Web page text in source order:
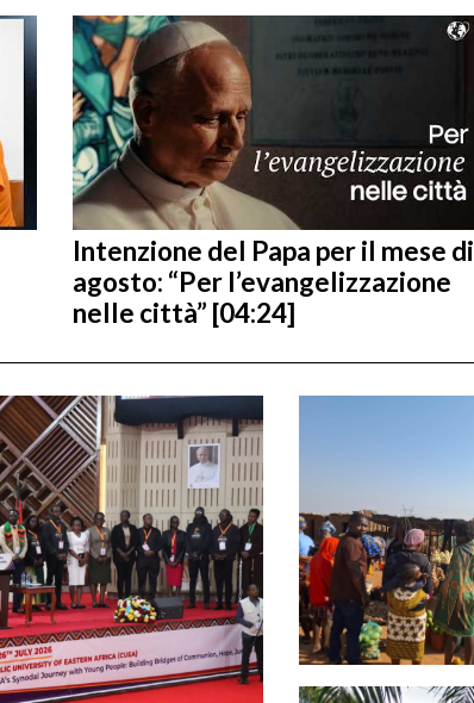
Intenzione del Papa per il mese di
agosto: “Per l’evangelizzazione
nelle città” [04:24]